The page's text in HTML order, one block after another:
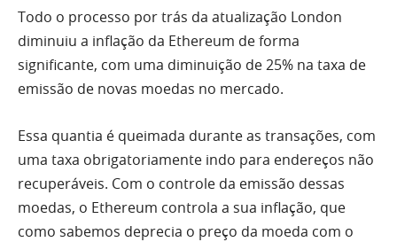
Todo o processo por trás da atualização London
diminuiu a inflação da Ethereum de forma
significante, com uma diminuição de 25% na taxa de
emissão de novas moedas no mercado.
Essa quantia é queimada durante as transações, com
uma taxa obrigatoriamente indo para endereços não
recuperáveis. Com o controle da emissão dessas
moedas, o Ethereum controla a sua inflação, que
como sabemos deprecia o preço da moeda com o